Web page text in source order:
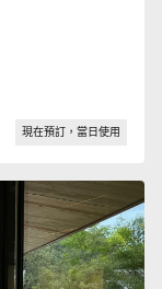
現在預訂，當日使用